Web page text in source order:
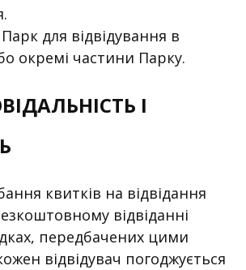
для відвідування в
окремі частини Парку.
І
квитків на відвідання
відвіданні
передбачених цими
відвідувач погоджується